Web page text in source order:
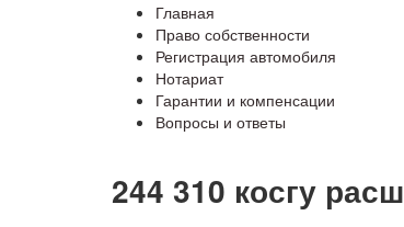
Главная
Право собственности
Регистрация автомобиля
Нотариат
Гарантии и компенсации
Вопросы и ответы
244 310 косгу